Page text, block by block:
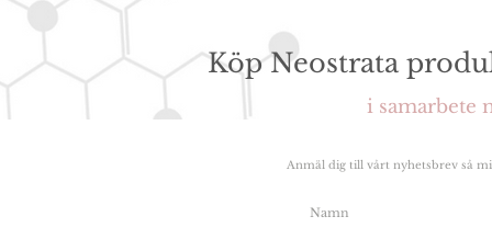
Köp Neostrata
i samarbete
Anmäl dig till vårt nyhetsbrev så